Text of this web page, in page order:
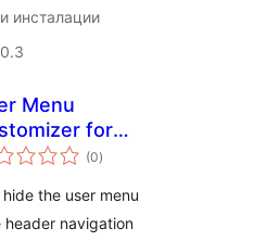
инсталации
Menu
for
(0общо
оценки
)
the user menu
header navigation